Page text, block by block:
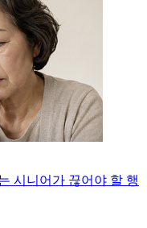
시니어가 끊어야 할 행